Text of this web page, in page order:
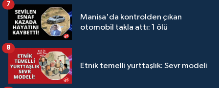
Manisa'da kontrolden çıkan
otomobil takla attı: 1 ölü
7
Etnik temelli yurttaşlık: Sevr modeli
8